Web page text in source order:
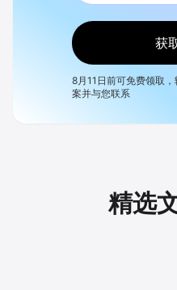
获
8月11日前可免费领取
案并与您联系
精选